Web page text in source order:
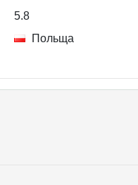
5.8
Польща